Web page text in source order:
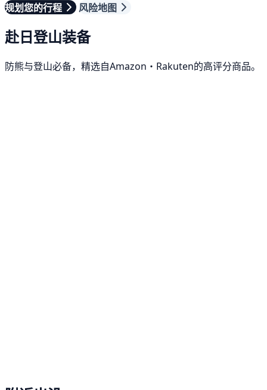
规划您的行程
风险地图
赴日登山装备
防熊与登山必备，精选自Amazon・Rakuten的高评分商品。